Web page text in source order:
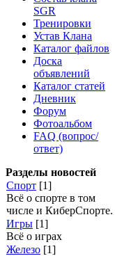
SGR
Тренировки
Устав Клана
Каталог файлов
Доска
объявлений
Каталог статей
Дневник
Форум
Фотоальбом
FAQ (вопрос/
ответ)
Разделы новостей
Спорт [1]
Всё о спорте в том
числе и КиберСпорте.
Игры [1]
Всё о играх
Железо [1]